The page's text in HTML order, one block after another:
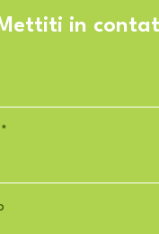
Mettiti in
*